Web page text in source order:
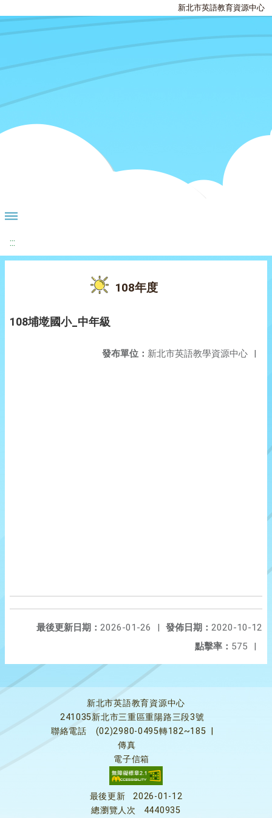
新北市英語教育資源中心
:::
108年度
108埔墘國小_中年級
發布單位： 新北市英語教學資源中心 |
發佈日期： 2020-10-12
最後更新日期： 2026-01-26
|
點擊率： 575 |
新北市英語教育資源中心
241035新北市三重區重陽路三段3號
聯絡電話
(02)2980-0495轉182~185
傳真
電子信箱
最後更新
2026-01-12
總瀏覽人次
4440935